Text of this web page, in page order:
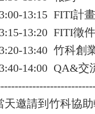
13:15 FITI計
13:20 FITI徵
13:40 竹科創
14:00 QA&交
天邀請到竹科協